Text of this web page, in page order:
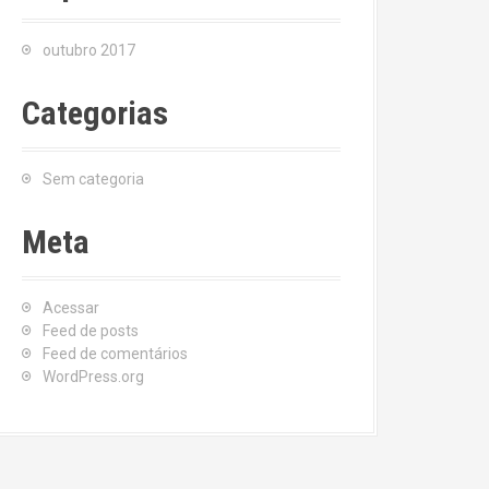
outubro 2017
Categorias
Sem categoria
Meta
Acessar
Feed de posts
Feed de comentários
WordPress.org